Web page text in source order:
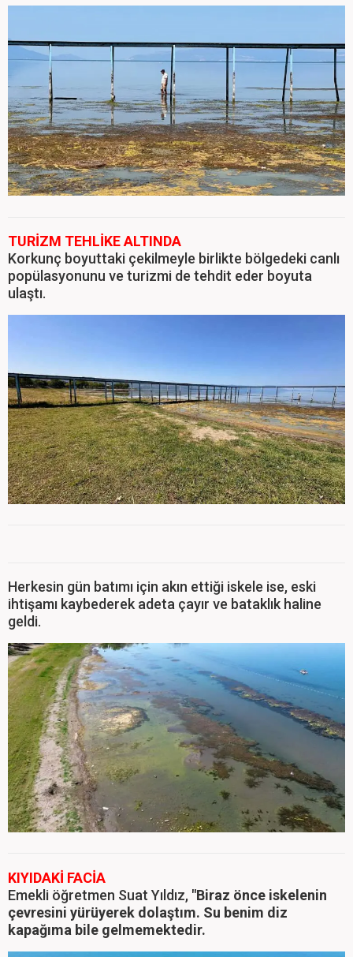
TURİZM TEHLİKE ALTINDA
Korkunç boyuttaki çekilmeyle birlikte bölgedeki canlı
popülasyonunu ve turizmi de tehdit eder boyuta
ulaştı.
Herkesin gün batımı için akın ettiği iskele ise, eski
ihtişamı kaybederek adeta çayır ve bataklık haline
geldi.
KIYIDAKİ FACİA
Emekli öğretmen Suat Yıldız, "Biraz önce iskelenin
çevresini yürüyerek dolaştım. Su benim diz
kapağıma bile gelmemektedir.